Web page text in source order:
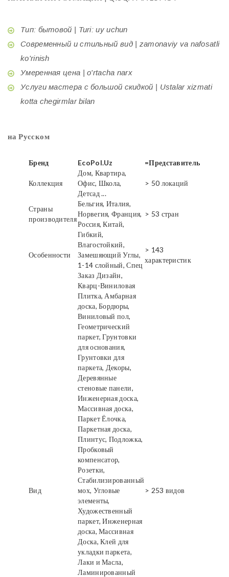
Тип: бытовой | Turi: uy uchun
Современный и стильный вид | zamonaviy va nafosatli
ko'rinish
Умеренная цена | o'rtacha narx
Услуги мастера с большой скидкой | Ustalar xizmati
kotta chegirmlar bilan
на Русском
Бренд EcoPol.Uz =Представитель
Коллекция
Дом, Квартира,
Офис, Школа,
Детсад ...
> 50 локаций
Страны
производителя
Бельгия, Италия,
Норвегия, Франция,
Россия, Китай,
> 53 стран
Особенности
Гибкий,
Влагостойкий,
Замешяющий Углы,
1-14 слойный, Спец
Заказ Дизайн,
> 143
характеристик
Вид
Кварц-Виниловая
Плитка, Амбарная
доска, Бордюры,
Виниловый пол,
Геометрический
паркет, Грунтовки
для основания,
Грунтовки для
паркета, Декоры,
Деревянные
стеновые панели,
Инженерная доска,
Массивная доска,
Паркет Ёлочка,
Паркетная доска,
Плинтус, Подложка,
Пробковый
компенсатор,
Розетки,
Стабилизированный
мох, Угловые
элементы,
Художественный
паркет, Инженерная
доска, Массивная
Доска, Клей для
укладки паркета,
Лаки и Масла,
Ламинированный
> 253 видов